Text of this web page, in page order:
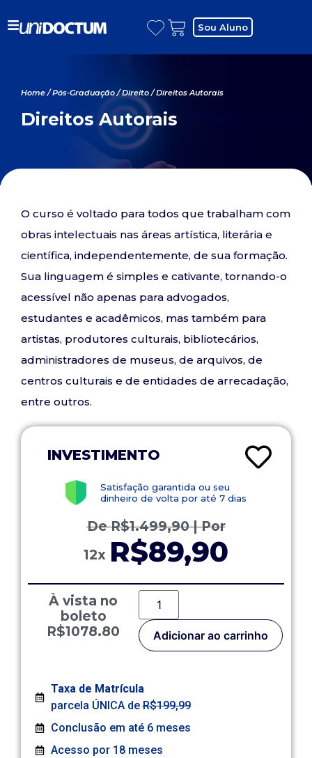
Sou Aluno
Home/Pós-Graduação/Direito/ Direitos Autorais
Direitos Autorais
O curso é voltado para todos que trabalham com
obras intelectuais nas áreas artística, literária e
científica, independentemente, de sua formação.
Sua linguagem é simples e cativante, tornando-o
acessível não apenas para advogados,
estudantes e acadêmicos, mas também para
artistas, produtores culturais, bibliotecários,
administradores de museus, de arquivos, de
centros culturais e de entidades de arrecadação,
entre outros.
INVESTIMENTO
Satisfação garantida ou seu
dinheiro de volta por até 7 dias
DeR$1.499,90| Por
12x R$89,90
À vista no
boleto
R$1078.80
Adicionar ao carrinho
Taxa de Matrícula
parcela ÚNICA deR$199,99
Conclusão em até 6 meses
Acesso por 18 meses